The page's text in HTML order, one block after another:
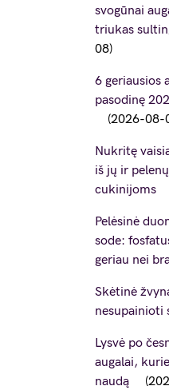
svogūnai
triukas
08
6 geriausios
pasodinę
2026-08-
Nukritę
iš jų ir
cukinijoms
Pelėsinė
sode:
geriau nei
Skėtinė
nesupainioti
Lysvė po
augalai,
naudą